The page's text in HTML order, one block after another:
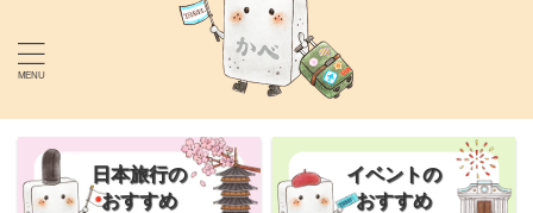
あなたの旅行を1.5倍楽しくするサイト
かべごえ旅行絵巻
日本旅行の
おすすめ
イベントの
おすすめ